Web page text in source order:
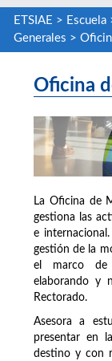
ETSIAE > Escuela
Generales >
Oficina
La Oficina de
gestiona las
e
gestión de la
el marco de
elaborando y
Rectorado.
Asesora a
presentar en
destino y con